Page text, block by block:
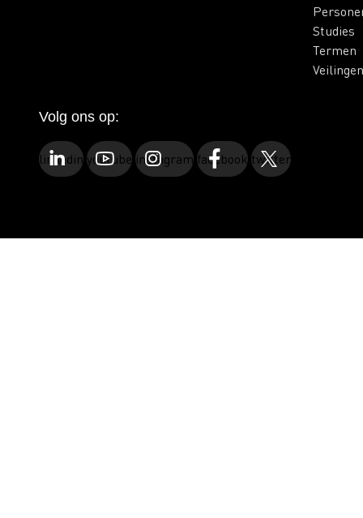
Studies
Termen
Veilingen
Volg ons op:
linkedinyoutubeinstagramfacebooktwitter